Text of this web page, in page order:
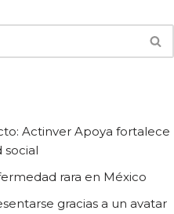
Actinver Apoya fortalece
social
rara en México
gracias a un avatar